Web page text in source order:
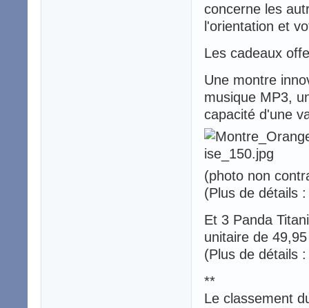
concerne les
l'orientation et
Les cadeaux
Une montre
musique MP3,
capacité d'une
(photo non
(Plus de détails
Et 3 Panda
unitaire de
(Plus de détails
**
Le classement